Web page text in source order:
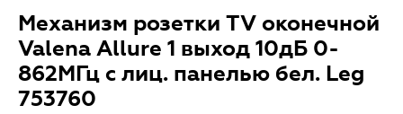
Механизм розетки TV оконечной
Valena Allure 1 выход 10дБ 0-
862МГц с лиц. панелью бел. Leg
753760